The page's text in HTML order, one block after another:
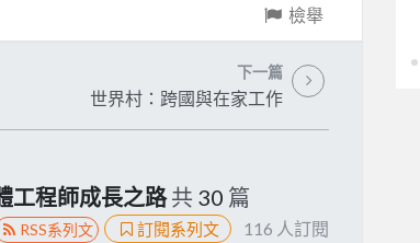
檢舉
下一篇
世界村：跨國與在家工作
工程師成長之路共 30 篇
RSS系列文 訂閱系列文 116 人訂閱